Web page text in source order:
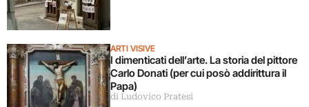
ARTI VISIVE
I dimenticati dell’arte. La storia del pittore
Carlo Donati (per cui posò addirittura il
Papa)
di Ludovico Pratesi